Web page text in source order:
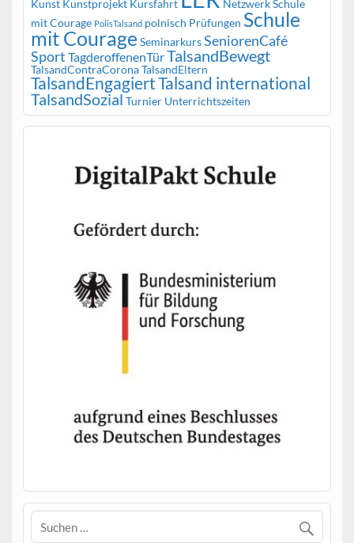
Kunst Kunstprojekt Kursfahrt
Netzwerk Schule
mit Courage PolisTalsand polnisch Prüfungen Schule
mit Courage SeminarkursSeniorenCafé
Sport TagderoffenenTürTalsandBewegt
TalsandContraCoronaTalsandEltern
TalsandEngagiertTalsand international
TalsandSozial Turnier Unterrichtszeiten